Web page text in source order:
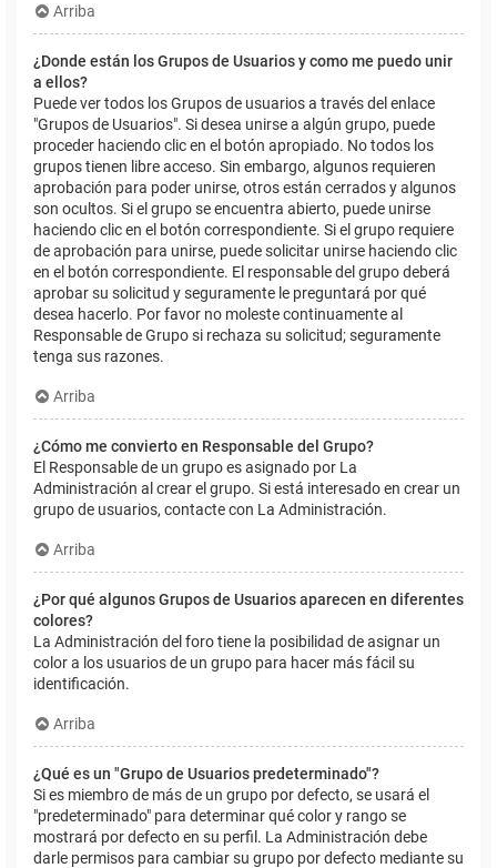
Arriba
¿Donde están los Grupos de Usuarios y como me puedo unir
a ellos?
Puede ver todos los Grupos de usuarios a través del enlace
"Grupos de Usuarios". Si desea unirse a algún grupo, puede
proceder haciendo clic en el botón apropiado. No todos los
grupos tienen libre acceso. Sin embargo, algunos requieren
aprobación para poder unirse, otros están cerrados y algunos
son ocultos. Si el grupo se encuentra abierto, puede unirse
haciendo clic en el botón correspondiente. Si el grupo requiere
de aprobación para unirse, puede solicitar unirse haciendo clic
en el botón correspondiente. El responsable del grupo deberá
aprobar su solicitud y seguramente le preguntará por qué
desea hacerlo. Por favor no moleste continuamente al
Responsable de Grupo si rechaza su solicitud; seguramente
tenga sus razones.
Arriba
¿Cómo me convierto en Responsable del Grupo?
El Responsable de un grupo es asignado por La
Administración al crear el grupo. Si está interesado en crear un
grupo de usuarios, contacte con La Administración.
Arriba
¿Por qué algunos Grupos de Usuarios aparecen en diferentes
colores?
La Administración del foro tiene la posibilidad de asignar un
color a los usuarios de un grupo para hacer más fácil su
identificación.
Arriba
¿Qué es un "Grupo de Usuarios predeterminado"?
Si es miembro de más de un grupo por defecto, se usará el
"predeterminado" para determinar qué color y rango se
mostrará por defecto en su perfil. La Administración debe
darle permisos para cambiar su grupo por defecto mediante su